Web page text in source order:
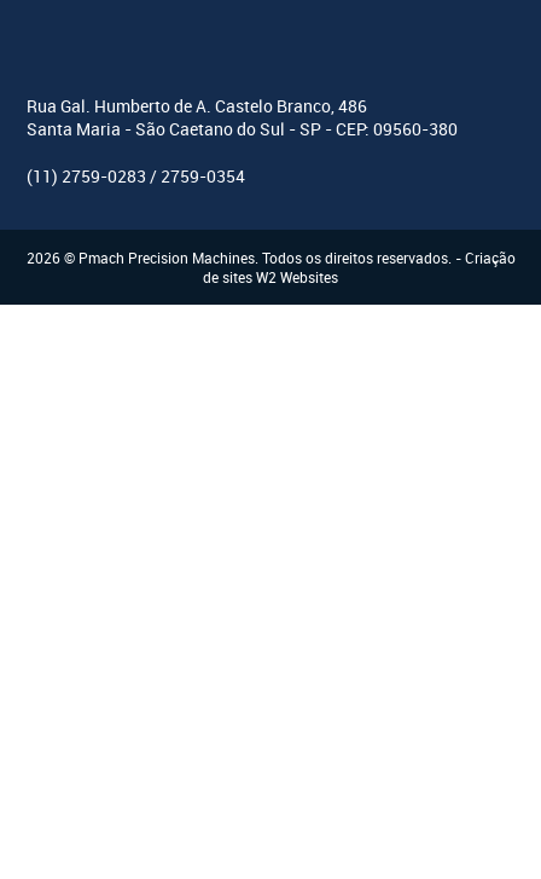
Rua Gal. Humberto de A. Castelo Branco, 486
Santa Maria - São Ca­etano do Sul - SP - CEP: 09560-380
(11) 2759-0283 / 2759-0354
2026 © Pmach Precision Machines. Todos os direitos reservados. -Criação
de sitesW2 Websites